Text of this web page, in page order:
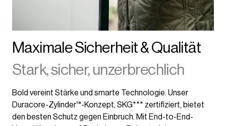
Maximale Sicherheit & Qualität
Stark, sicher, unzerbrechlich
Bold vereint Stärke und smarte Technologie. Unser
Duracore-Zylinder™-Konzept, SKG*** zertifiziert, bietet
den besten Schutz gegen Einbruch. Mit End-to-End-